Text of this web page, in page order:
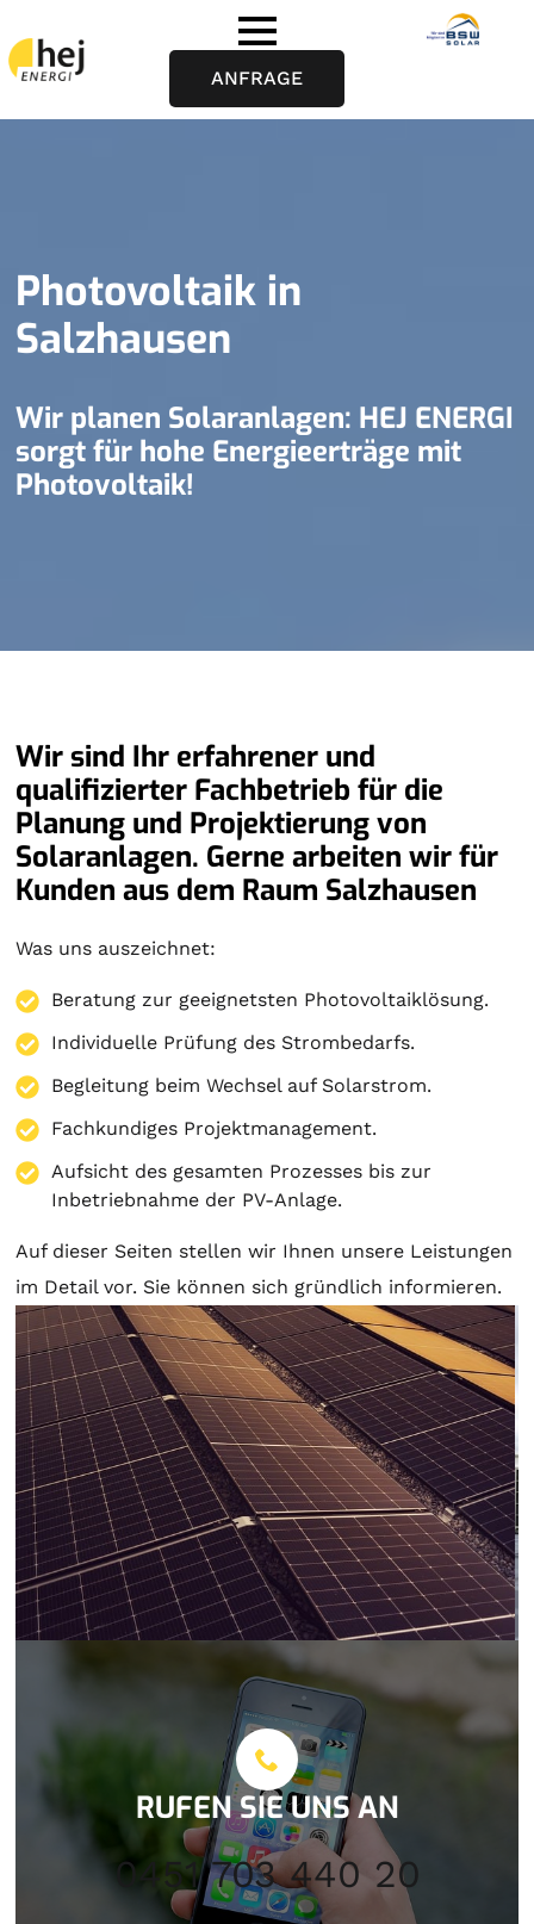
ANFRAGE
Photovoltaik in
Salzhausen
Wir planen Solaranlagen: HEJ ENERGI
sorgt für hohe Energieerträge mit
Photovoltaik!
Wir sind Ihr erfahrener und
qualifizierter Fachbetrieb für die
Planung und Projektierung von
Solaranlagen. Gerne arbeiten wir für
Kunden aus dem Raum Salzhausen
Was uns auszeichnet:
Beratung zur geeignetsten Photovoltaiklösung.
Individuelle Prüfung des Strombedarfs.
Begleitung beim Wechsel auf Solarstrom.
Fachkundiges Projektmanagement.
Aufsicht des gesamten Prozesses bis zur
Inbetriebnahme der PV-Anlage.
Auf dieser Seiten stellen wir Ihnen unsere Leistungen
im Detail vor. Sie können sich gründlich informieren.
RUFEN SIE UNS AN
0451 703 440 20